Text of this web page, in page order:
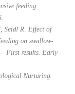
feeding :
Seidl R. Effect of
on swallow-
First results. Early
Nurturing.